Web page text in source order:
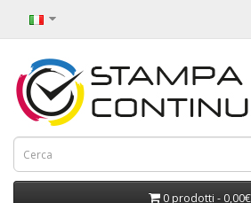
0 prodotti - 0,00€